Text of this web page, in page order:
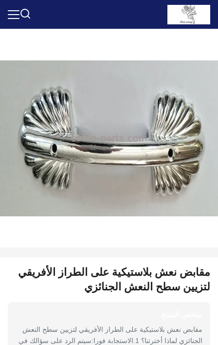
مقابض نعش بلاستيكية على الطراز الأفريقي
لتزيين سطح النعش الجنائزي
مقابض نعش بلاستيكية على الطراز الأفريقي لتزيين سطح النعش
الجنائزي لماذا أخترتنا؟ 1.الاستجابة فورا:سيتم الرد على سؤالك في